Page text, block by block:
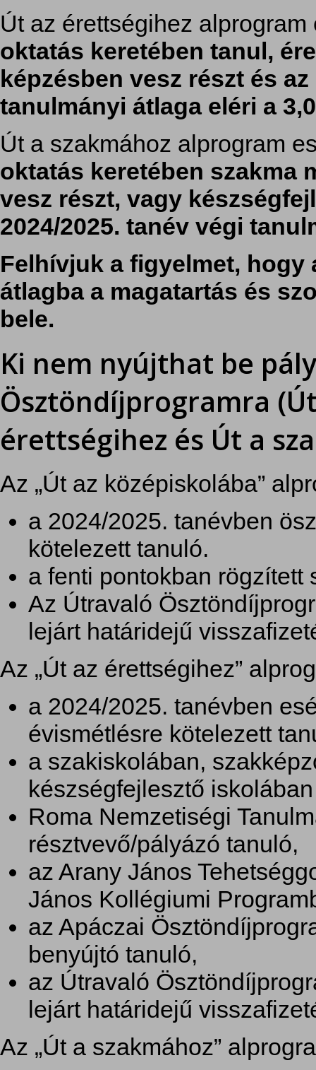
Út az érettségihez
oktatás keretében tanul,
képzésben vesz részt és
tanulmányi átlaga eléri a
Út a szakmához alprogram
oktatás keretében szakma
vesz részt, vagy
2024/2025. tanév végi
Felhívjuk a figyelmet, hogy
átlagba a magatartás és
bele.
Ki nem nyújthat be
Ösztöndíjprogramra
érettségihez és Út a
Az „Út az középiskolába”
a 2024/2025. tanévben
kötelezett tanuló.
a fenti pontokban rögzített
Az Útravaló
lejárt határidejű
Az „Út az érettségihez”
a 2024/2025. tanévben
évismétlésre kötelezett
a szakiskolában,
készségfejlesztő
Roma Nemzetiségi
résztvevő/pályázó tanuló,
az Arany János
János Kollégiumi
az Apáczai
benyújtó tanuló,
az Útravaló
lejárt határidejű
Az „Út a szakmához”